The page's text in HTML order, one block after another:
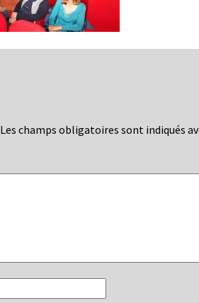
Les champs obligatoires sont indiqués